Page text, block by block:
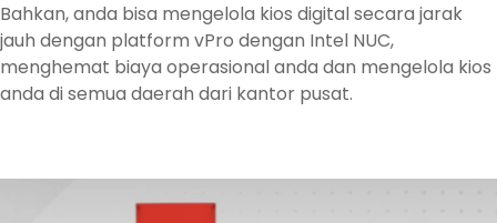
Bahkan, anda bisa mengelola kios digital secara jarak
jauh dengan platform vPro dengan Intel NUC,
menghemat biaya operasional anda dan mengelola kios
anda di semua daerah dari kantor pusat.